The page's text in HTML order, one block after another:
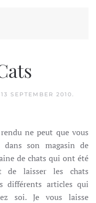
13 SEPTEMBER 2010.
ne peut que vous
son magasin de
de chats qui ont été
de laisser les chats
différents articles qui
soi. Je vous laisse